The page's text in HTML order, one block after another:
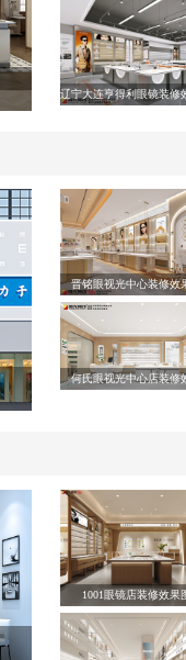
辽宁大连亨得利眼镜装修
晋铭眼视光中心装修效
何氏眼视光中心店装修
1001眼镜店装修效果